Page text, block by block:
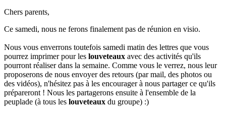
Chers parents,
Ce samedi, nous ne ferons finalement pas de réunion en visio.
Nous vous enverrons toutefois samedi matin des lettres que vous
pourrez imprimer pour les louveteaux avec des activités qu'ils
pourront réaliser dans la semaine. Comme vous le verrez, nous leur
proposerons de nous envoyer des retours (par mail, des photos ou
des vidéos), n'hésitez pas à les encourager à nous partager ce qu'ils
prépareront ! Nous les partagerons ensuite à l'ensemble de la
peuplade (à tous les louveteaux du groupe) :)